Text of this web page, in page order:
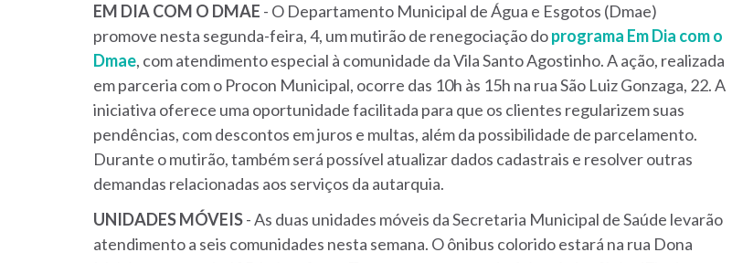
EM DIA COM O DMAE - O Departamento Municipal de Água e Esgotos (Dmae)
promove nesta segunda-feira, 4, um mutirão de renegociação doprograma Em Dia com o
Dmae, com atendimento especial à comunidade da Vila Santo Agostinho. A ação, realizada
em parceria com o Procon Municipal, ocorre das 10h às 15h na rua São Luiz Gonzaga, 22. A
iniciativa oferece uma oportunidade facilitada para que os clientes regularizem suas
pendências, com descontos em juros e multas, além da possibilidade de parcelamento.
Durante o mutirão, também será possível atualizar dados cadastrais e resolver outras
demandas relacionadas aos serviços da autarquia.
UNIDADESMÓVEIS- As duas unidades móveis da Secretaria Municipal de Saúde levarão
atendimento a seis comunidades nesta semana. O ônibus colorido estará na rua Dona